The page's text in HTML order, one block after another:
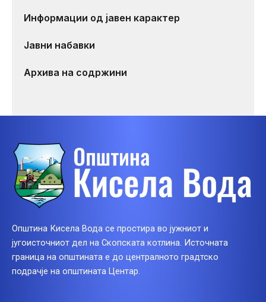
Информации од јавен карактер
Јавни набавки
Архива на содржини
Општина Кисела Вода се простира во јужниот и
југоисточниот дел на Скопската котлина. Источната
граница на општината е до централното градтско
подрачје на општината Центар.